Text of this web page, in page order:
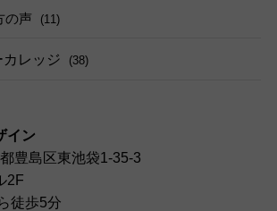
の声 (11)
カレッジ (38)
イン
豊島区東池袋1-35-3
2F
徒歩5分